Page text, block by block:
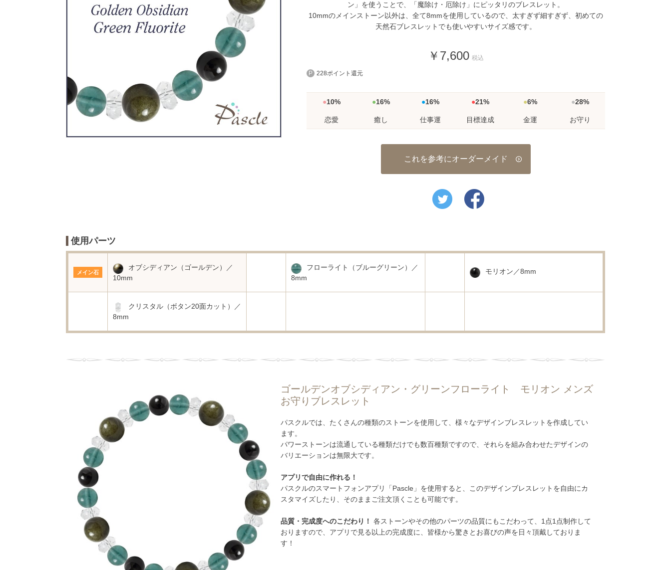
ン」を使うことで、「魔除け・厄除け」にピッタリのブレスレット。
10mmのメインストーン以外は、全て8mmを使用しているので、太すぎず細すぎず、初めての
天然石ブレスレットでも使いやすいサイズ感です。
￥7,600 税込
228ポイント還元
10% 16% 16% 21% 6% 28%
恋愛 癒し 仕事運 目標達成 金運 お守り
これを参考にオーダーメイド
使用パーツ
メイン石
オブシディアン（ゴールデン）／
10mm
フローライト（ブルーグリーン）／
8mm
モリオン／8mm
クリスタル（ボタン20面カット）／
8mm
ゴールデンオブシディアン・グリーンフローライト モリオン メンズ
お守りブレスレット
パスクルでは、たくさんの種類のストーンを使用して、様々なデザインブレスレットを作成してい
ます。
パワーストーンは流通している種類だけでも数百種類ですので、それらを組み合わせたデザインの
バリエーションは無限大です。
アプリで自由に作れる！
パスクルのスマートフォンアプリ「Pascle」を使用すると、このデザインブレスレットを自由にカ
スタマイズしたり、そのままご注文頂くことも可能です。
品質・完成度へのこだわり！ 各ストーンやその他のパーツの品質にもこだわって、1点1点制作して
おりますので、アプリで見る以上の完成度に、皆様から驚きとお喜びの声を日々頂戴しておりま
す！